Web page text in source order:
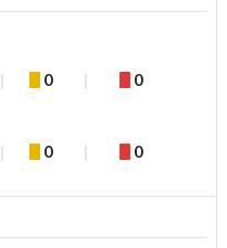
0 0
0 0